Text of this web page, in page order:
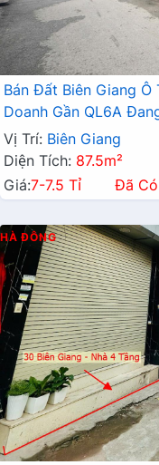
Bán Đất Biên Giang
Doanh Gần QL6A
Vị Trí: Biên Giang
Diện Tích: 87.5m²
Giá:7-7.5 Tỉ Đã
HÀ ĐÔNG